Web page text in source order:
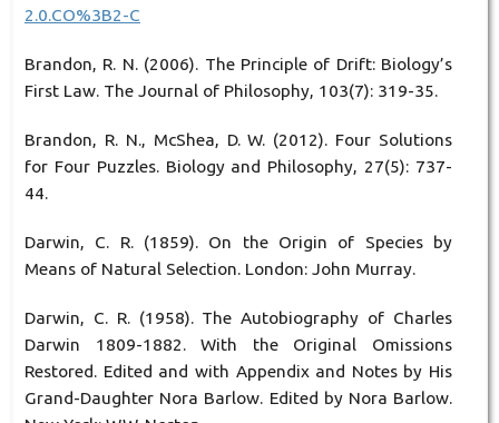
2.0.CO%3B2-C
Brandon, R. N. (2006). The Principle of Drift: Biology’s
First Law. The Journal of Philosophy, 103(7): 319-35.
Brandon, R. N., McShea, D. W. (2012). Four Solutions
for Four Puzzles. Biology and Philosophy, 27(5): 737-
44.
Darwin, C. R. (1859). On the Origin of Species by
Means of Natural Selection. London: John Murray.
Darwin, C. R. (1958). The Autobiography of Charles
Darwin 1809-1882. With the Original Omissions
Restored. Edited and with Appendix and Notes by His
Grand-Daughter Nora Barlow. Edited by Nora Barlow.